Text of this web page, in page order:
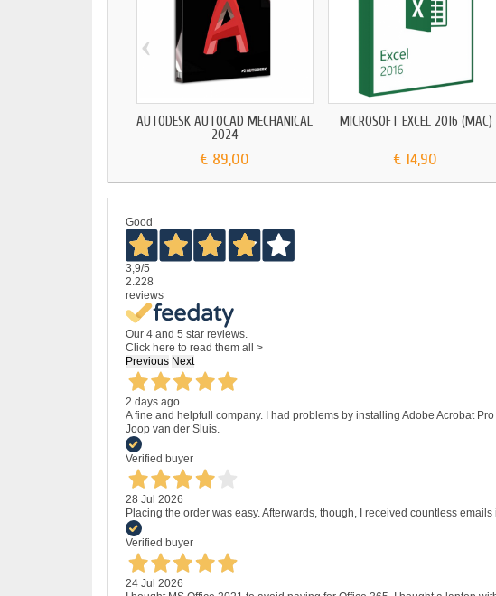
AUTODESK AUTOCAD MECHANICAL
2024
€ 89,00
MICROSOFT EXCEL 2016 (MAC)
€ 14,90
‹
Good
3,9/5
2.228
reviews
Our 4 and 5 star reviews.
Click here to read them all >
Previous Next
2 days ago
A fine and helpfull company. I had problems by installing Adobe Acrobat
Joop van der Sluis.
Verified buyer
28 Jul 2026
Placing the order was easy. Afterwards, though, I received countless
Verified buyer
24 Jul 2026